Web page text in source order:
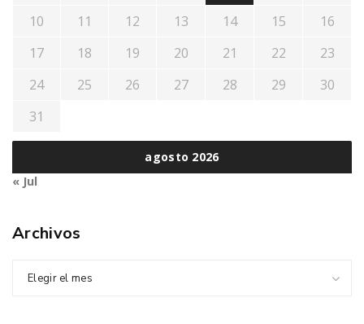
agosto 2026
10
11 12 13 14 15
16
17
18 19 20 21 22
23
24
25 26 27 28 29
30
31
« Jul
Archivos
Elegir el mes